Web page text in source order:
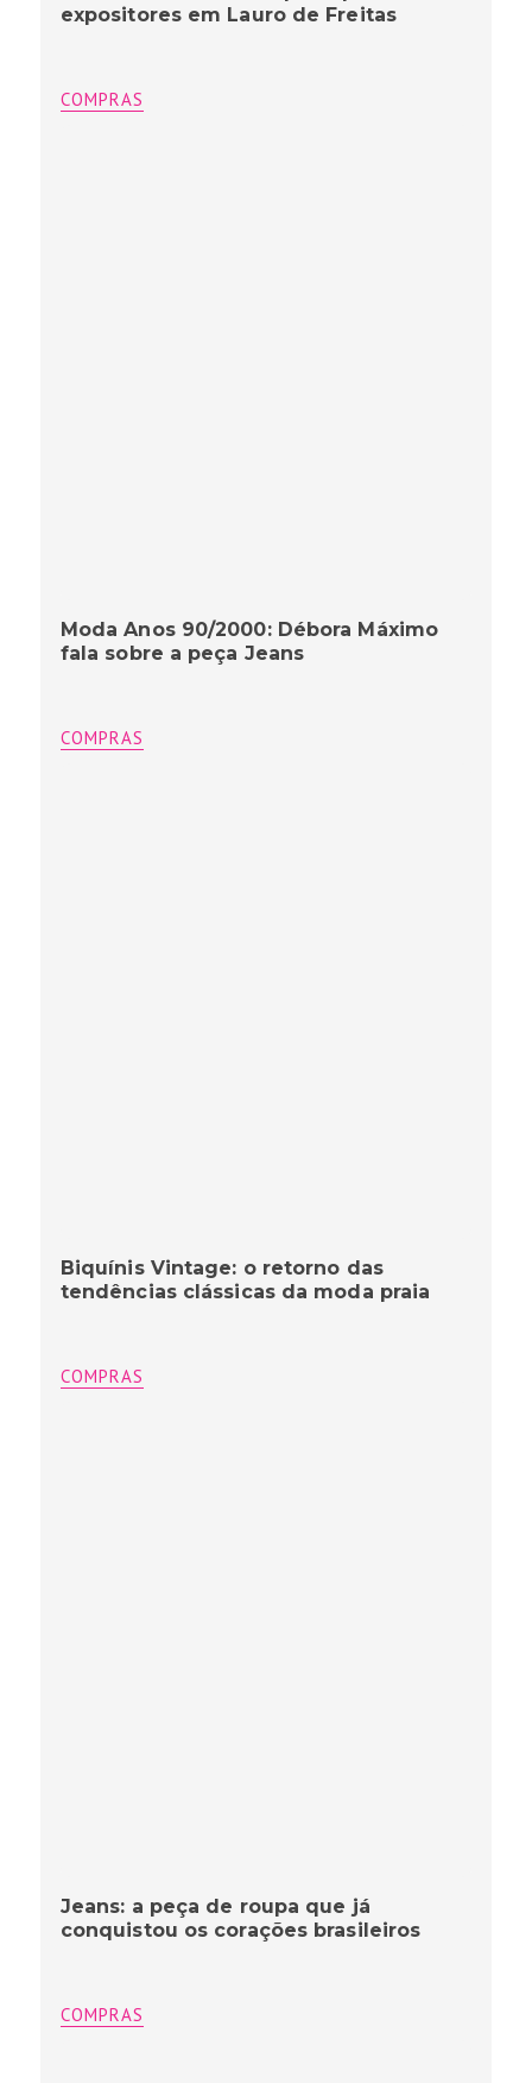
expositores em Lauro de Freitas
COMPRAS
Moda Anos 90/2000: Débora Máximo
fala sobre a peça Jeans
COMPRAS
Biquínis Vintage: o retorno das
tendências clássicas da moda praia
COMPRAS
Jeans: a peça de roupa que já
conquistou os corações brasileiros
COMPRAS